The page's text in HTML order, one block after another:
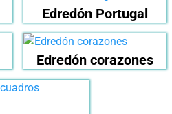
Edredón Portugal
Edredón corazones